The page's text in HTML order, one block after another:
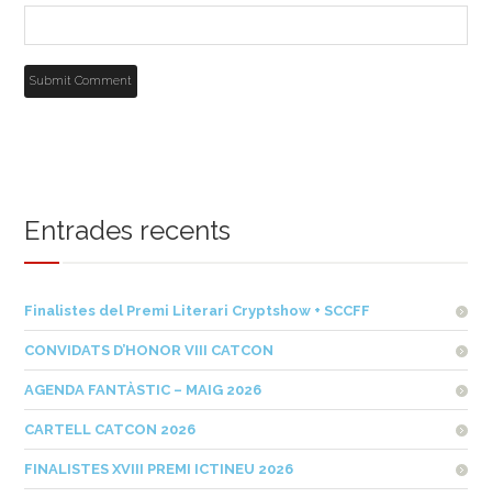
Entrades recents
Finalistes del Premi Literari Cryptshow + SCCFF
CONVIDATS D’HONOR VIII CATCON
AGENDA FANTÀSTIC – MAIG 2026
CARTELL CATCON 2026
FINALISTES XVIII PREMI ICTINEU 2026